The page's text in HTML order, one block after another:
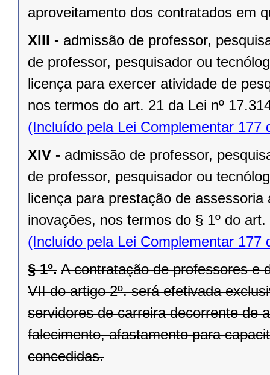
aproveitamento dos contratados em
XIII - admissão de professor,
de professor, pesquisador ou
licença para exercer atividade de
nos termos do art. 21 da Lei nº
(Incluído pela Lei Complementar 177
XIV - admissão de professor,
de professor, pesquisador ou
licença para prestação de
inovações, nos termos do § 1º do
(Incluído pela Lei Complementar 177
§ 1º. A contratação de professores e
VII do artigo 2º. será efetivada
servidores de carreira decorrente de
falecimento, afastamento para
concedidas.